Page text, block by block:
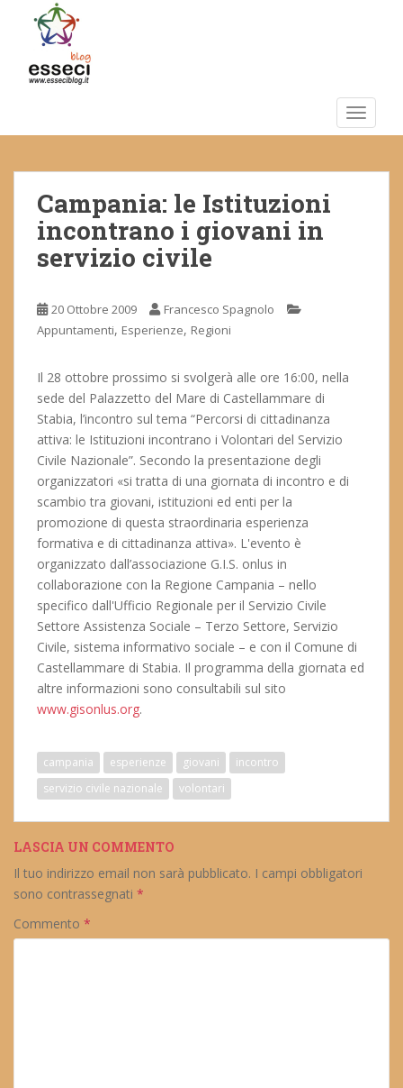
m
Campania: le Istituzioni
incontrano i giovani in
servizio civile
20 Ottobre 2009
Francesco Spagnolo
Appuntamenti, Esperienze, Regioni
Il 28 ottobre prossimo si svolgerà alle ore 16:00, nella
sede del Palazzetto del Mare di Castellammare di
Stabia, l’incontro sul tema “Percorsi di cittadinanza
attiva: le Istituzioni incontrano i Volontari del Servizio
Civile Nazionale”. Secondo la presentazione degli
organizzatori «si tratta di una giornata di incontro e di
scambio tra giovani, istituzioni ed enti per la
promozione di questa straordinaria esperienza
formativa e di cittadinanza attiva». L'evento è
organizzato dall’associazione G.I.S. onlus in
collaborazione con la Regione Campania – nello
specifico dall'Ufficio Regionale per il Servizio Civile
Settore Assistenza Sociale – Terzo Settore, Servizio
Civile, sistema informativo sociale – e con il Comune di
Castellammare di Stabia. Il programma della giornata ed
altre informazioni sono consultabili sul sito
www.gisonlus.org.
campania esperienze giovani
incontro
servizio civile nazionale
volontari
LASCIA UN COMMENTO
Il tuo indirizzo email non sarà pubblicato. I campi obbligatori
sono contrassegnati *
Commento *